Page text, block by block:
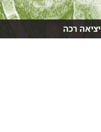
יציאה רכה
רגע לרמב"םהתובנות הבריאותיות